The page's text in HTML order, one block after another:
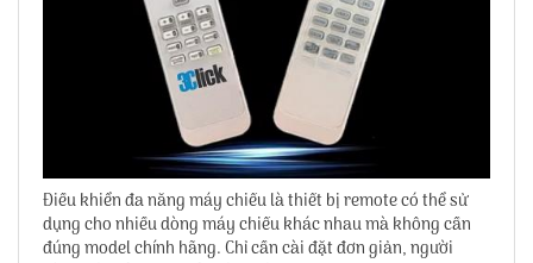
Điều khiển đa năng máy chiếu là thiết bị remote có thể sử
dụng cho nhiều dòng máy chiếu khác nhau mà không cần
đúng model chính hãng. Chỉ cần cài đặt đơn giản, người